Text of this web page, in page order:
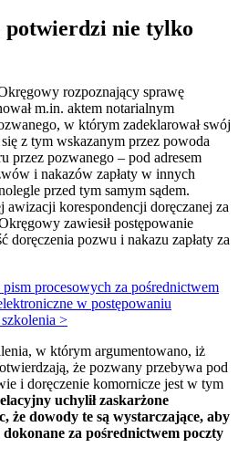
potwierdzi nie tylko
rozpoznający sprawę
m.in. aktem notarialnym
w którym zadeklarował swój
z tym wskazanym przez powoda
przez pozwanego – pod adresem
i nakazów zapłaty w innych
przed tym samym sądem.
korespondencji doręczanej za
zawiesił postępowanie
doręczenia pozwu i nakazu zapłaty za
procesowych za pośrednictwem
w postępowaniu
>
w którym argumentowano, iż
że pozwany przebywa pod
i doręczenie komornicze jest w tym
uchylił zaskarżone
że dowody te są wystarczające, aby
za pośrednictwem poczty